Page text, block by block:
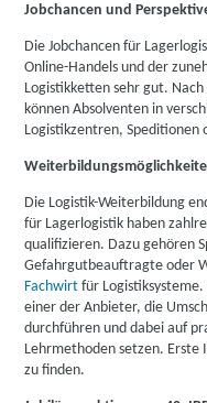
Jobchancen und
Die Jobchancen für
Online-Handels und der
Logistikketten sehr gut.
können Absolventen in
Logistikzentren, Speditionen
Die Logistik-Weiterbildung
für Lagerlogistik haben
qualifizieren. Dazu gehören
Gefahrgutbeauftragte oder
Fachwirt für
einer der Anbieter, die
durchführen und dabei auf
Lehrmethoden setzen. Erste
zu finden.